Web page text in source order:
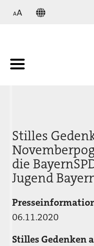
Stilles
die
Jugend
06.11.2020
Stilles Gedenken